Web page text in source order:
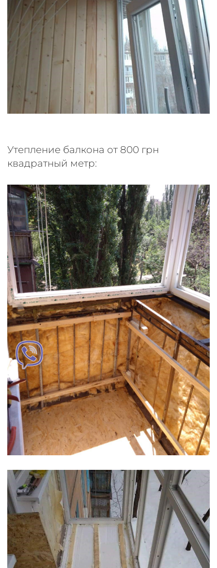
Утепление балкона от 800 грн
квадратный метр: